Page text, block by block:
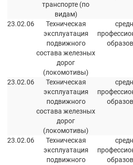
транспорте (по
видам)
23.02.06
Техническая
эксплуатация
подвижного
состава железных
дорог
(локомотивы)
23.02.06
Техническая
эксплуатация
подвижного
состава железных
дорог
(локомотивы)
23.02.06
Техническая
эксплуатация
подвижного